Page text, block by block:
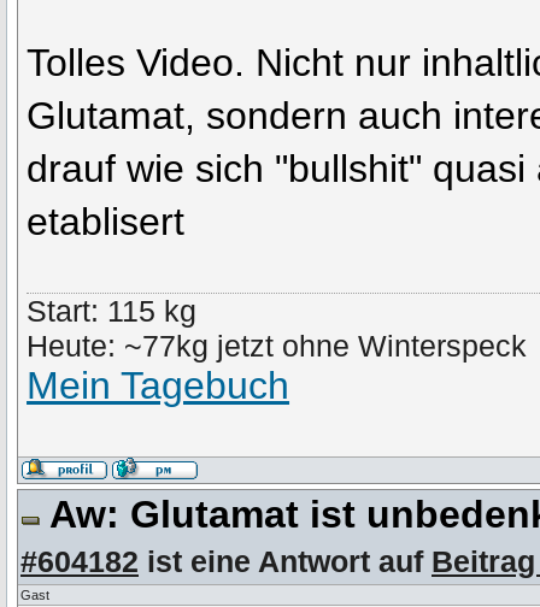
Tolles Video. Nicht nur
Glutamat, sondern auch
drauf wie sich "bullshit"
etablisert
Start: 115 kg
Heute: ~77kg jetzt ohne Winterspeck
Mein Tagebuch
Aw: Glutamat ist
#604182 ist eine Antwort auf Beitrag
Gast